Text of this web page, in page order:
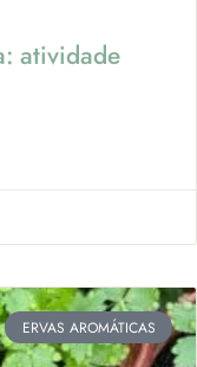
atividade
ERVAS AROMÁTICAS